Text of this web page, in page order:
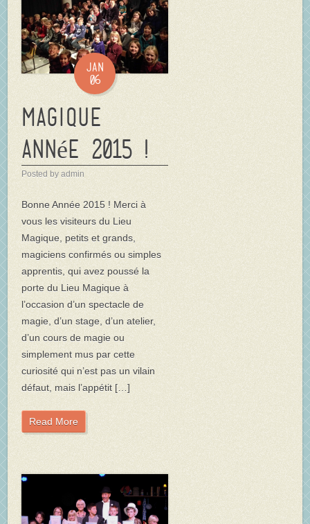
Jan
06
Magique
année 2015 !
Posted by admin
Bonne Année 2015 ! Merci à
vous les visiteurs du Lieu
Magique, petits et grands,
magiciens confirmés ou simples
apprentis, qui avez poussé la
porte du Lieu Magique à
l’occasion d’un spectacle de
magie, d’un stage, d’un atelier,
d’un cours de magie ou
simplement mus par cette
curiosité qui n’est pas un vilain
défaut, mais l’appétit […]
Read More